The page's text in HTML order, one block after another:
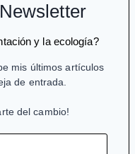
y la ecología?
mis últimos artículos
de entrada.
del cambio!